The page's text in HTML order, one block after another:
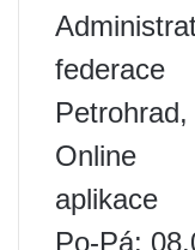
federace
Online
aplikace
Po-Pá: